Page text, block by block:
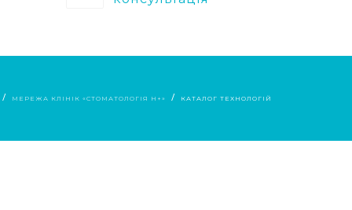
МЕРЕЖА КЛІНІК «СТОМАТОЛОГІЯ Н+» КАТАЛОГ ТЕХНОЛОГІЙ